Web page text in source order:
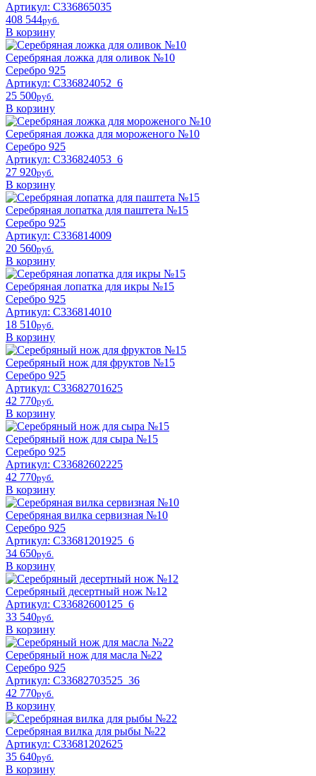
Артикул: С336865035
408 544pyб.
В корзину
Серебряная ложка для оливок №10
Серебро 925
Артикул: С336824052_6
25 500pyб.
В корзину
Серебряная ложка для мороженого №10
Серебро 925
Артикул: С336824053_6
27 920pyб.
В корзину
Серебряная лопатка для паштета №15
Серебро 925
Артикул: С336814009
20 560pyб.
В корзину
Серебряная лопатка для икры №15
Серебро 925
Артикул: С336814010
18 510pyб.
В корзину
Серебряный нож для фруктов №15
Серебро 925
Артикул: С33682701625
42 770pyб.
В корзину
Серебряный нож для сыра №15
Серебро 925
Артикул: С33682602225
42 770pyб.
В корзину
Серебряная вилка сервизная №10
Серебро 925
Артикул: С33681201925_6
34 650pyб.
В корзину
Серебряный десертный нож №12
Артикул: С33682600125_6
33 540pyб.
В корзину
Серебряный нож для масла №22
Серебро 925
Артикул: С33682703525_36
42 770pyб.
В корзину
Серебряная вилка для рыбы №22
Артикул: С33681202625
35 640pyб.
В корзину